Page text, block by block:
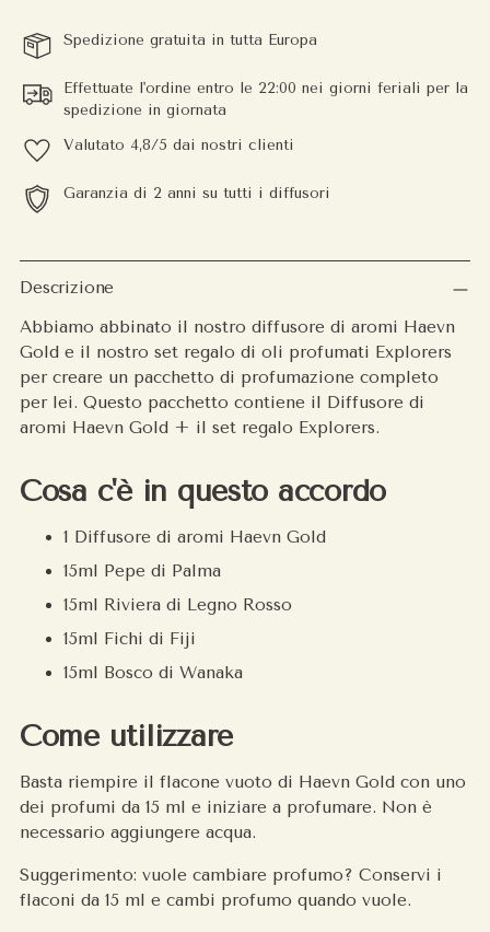
Spedizione gratuita in tutta Europa
Effettuate l'ordine entro le 22:00 nei giorni feriali per la
spedizione in giornata
Valutato 4,8/5 dai nostri clienti
Garanzia di 2 anni su tutti i diffusori
Aggiungere
un
al
carrello
Descrizione
Abbiamo abbinato il nostro diffusore di aromi Haevn
Gold e il nostro set regalo di oli profumati Explorers
per creare un pacchetto di profumazione completo
per lei. Questo pacchetto contiene il Diffusore di
aromi Haevn Gold + il set regalo Explorers.
Cosa c'è in questo accordo
1 Diffusore di aromi Haevn Gold
15ml Pepe di Palma
15ml Riviera di Legno Rosso
15ml Fichi di Fiji
15ml Bosco di Wanaka
Come utilizzare
Basta riempire il flacone vuoto di Haevn Gold con uno
dei profumi da 15 ml e iniziare a profumare. Non è
necessario aggiungere acqua.
Suggerimento: vuole cambiare profumo? Conservi i
flaconi da 15 ml e cambi profumo quando vuole.